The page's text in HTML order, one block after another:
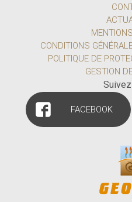
CONDITIONS
POLITIQUE DE
GESTION
FACEBOOK